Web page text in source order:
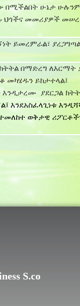
በሚችልበት ሁኔታ
ህጎችና መመሪያዎች
ይመረምራል፣
በማድረግ ለእርማት
መካሄዱን ይከታተላል፤
ያደርጋል ክትትል
እንደአስፈላጊነቱ
ወቅታዊ
S.co